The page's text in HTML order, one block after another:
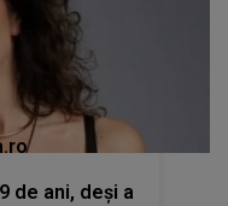
de ani, deși a